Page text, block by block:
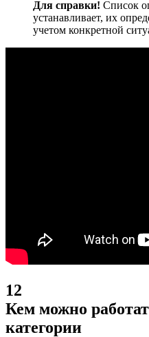
Для справки! Список
устанавливает, их
учетом конкретной
12
Кем можно
категории